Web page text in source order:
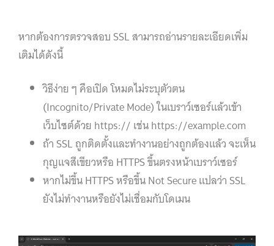
หากต้องการตรวจสอบ SSL สามารถอ่านรายละเอียดเพิ่ม
เติมได้ดังนี้
วิธีง่าย ๆ คือเปิด โหมดไม่ระบุตัวตน
(Incognito/Private Mode) ในเบราว์เซอร์แล้วเข้า
เว็บไซต์ด้วย https:// เช่น https://example.com
ถ้า SSL ถูกติดตั้งและทำงานอย่างถูกต้องแล้ว จะเห็น
กุญแจสีเขียวหรือ HTTPS ขึ้นตรงหน้าเบราว์เซอร์
หากไม่ขึ้น HTTPS หรือขึ้น Not Secure แปลว่า SSL
ยังไม่ทำงานหรือยังไม่เชื่อมกับโดเมน